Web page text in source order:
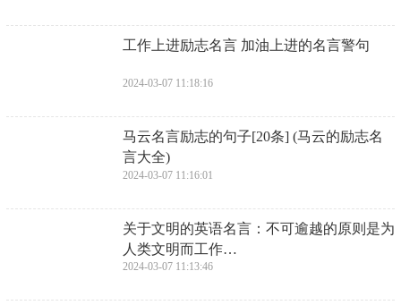
​工作上进励志名言 加油上进的名言警句
2024-03-07 11:18:16
​马云名言励志的句子[20条] (马云的励志名
言大全)
2024-03-07 11:16:01
​关于文明的英语名言：不可逾越的原则是为
人类文明而工作…
2024-03-07 11:13:46